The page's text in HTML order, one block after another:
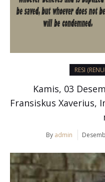
RESI
Kamis, 03
Fransiskus Xaverius,
By admin